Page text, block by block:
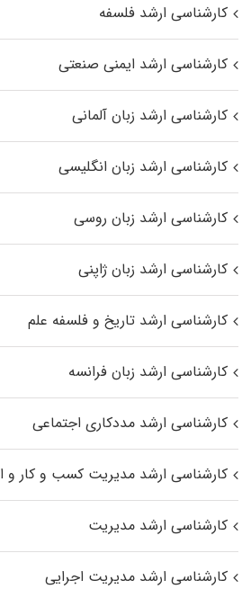
کارشناسی ارشد فلسفه
کارشناسی ارشد ایمنی صنعتی
کارشناسی ارشد زبان آلمانی
کارشناسی ارشد زبان انگلیسی
کارشناسی ارشد زبان روسی
کارشناسی ارشد زبان ژاپنی
کارشناسی ارشد تاریخ و فلسفه علم
کارشناسی ارشد زبان فرانسه
کارشناسی ارشد مددکاری اجتماعی
کارشناسی ارشد مدیریت کسب و کار و
کارشناسی ارشد مدیریت
کارشناسی ارشد مدیریت اجرایی